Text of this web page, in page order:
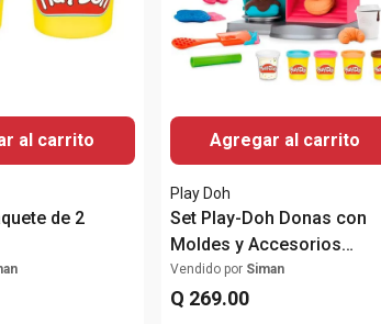
al carrito
de 2
Agregar al carrito
Play Doh
Set Play-Doh Donas con
Moldes y Accesorios
Creativos
Vendido por Siman
Q 269.00